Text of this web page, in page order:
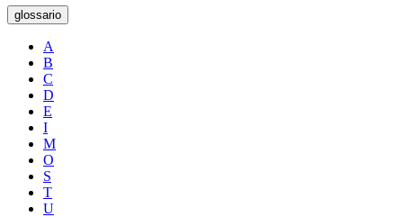
glossario
A
B
C
D
E
I
M
O
S
T
U